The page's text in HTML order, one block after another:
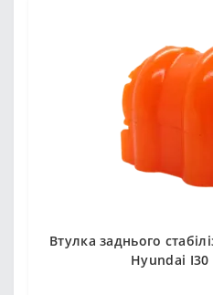
Втулка заднього
Hyundai I30